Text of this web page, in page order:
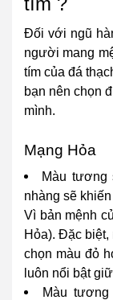
Đối với ngũ
người mang
tím của đá
bạn nên chọn
mình.
Mạng Hỏa
Màu tương
nhàng sẽ
Vì bản mệnh
Hỏa). Đặc
chọn màu đỏ
luôn nổi bật
Màu